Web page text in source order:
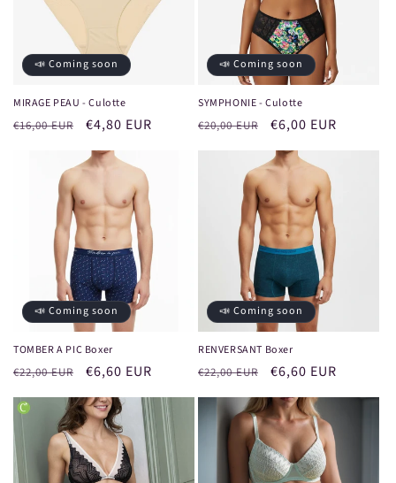
📣 Coming soon
MIRAGE PEAU - Culotte
Prix
€16,00 EUR
Prix
promotionnel
€4,80 EUR
📣 Coming soon
SYMPHONIE - Culotte
Prix
€20,00 EUR
Prix
promotionnel
€6,00 EUR
📣 Coming soon
TOMBER A PIC Boxer
Prix
habituel
€22,00 EUR
Prix
promotionnel
€6,60 EUR
📣 Coming soon
RENVERSANT Boxer
Prix
habituel
€22,00 EUR
Prix
promotionnel
€6,60 EUR